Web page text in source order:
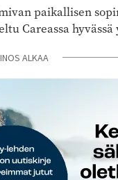
paikallisen
Careassa hyvässä
ALKAA